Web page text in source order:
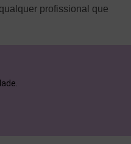
profissional que